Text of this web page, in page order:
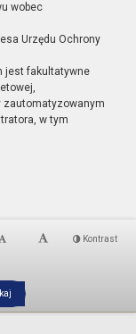
wobec
Urzędu Ochrony
jest fakultatywne
zautomatyzowanym
w tym
Kontrast